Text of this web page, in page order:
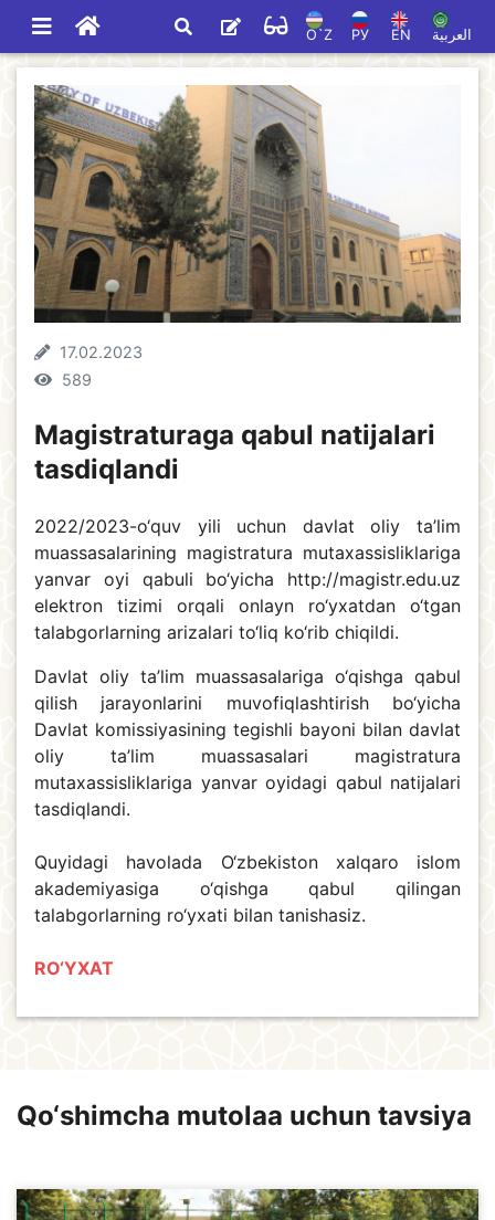
O`Z РУ EN العربية
17.02.2023
589
Magistraturaga qabul natijalari
tasdiqlandi
2022/2023-o‘quv yili uchun davlat oliy ta’lim
muassasalarining magistratura mutaxassisliklariga
yanvar oyi qabuli bo‘yicha http://magistr.edu.uz
elektron tizimi orqali onlayn ro‘yxatdan o‘tgan
talabgorlarning arizalari to‘liq ko‘rib chiqildi.
Davlat oliy ta’lim muassasalariga o‘qishga qabul
qilish jarayonlarini muvofiqlashtirish bo‘yicha
Davlat komissiyasining tegishli bayoni bilan davlat
oliy ta’lim muassasalari magistratura
mutaxassisliklariga yanvar oyidagi qabul natijalari
tasdiqlandi.
Quyidagi havolada O‘zbekiston xalqaro islom
akademiyasiga o‘qishga qabul qilingan
talabgorlarning ro‘yxati bilan tanishasiz.
RO‘YXAT
Qo‘shimcha mutolaa uchun tavsiya